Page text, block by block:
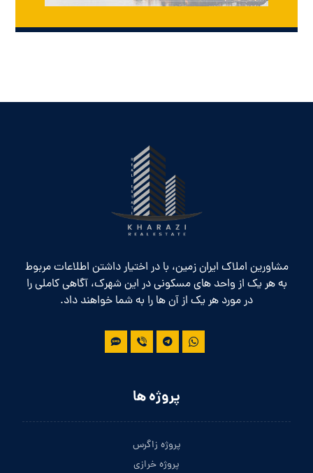
مشاورین املاک ایران زمین، با در اختیار داشتن اطلاعات مربوط
به هر یک از واحد های مسکونی در این شهرک، آگاهی کاملی را
در مورد هر یک از آن ها را به شما خواهند داد.
پروژه ها
پروژه زاگرس
پروژه خرازی